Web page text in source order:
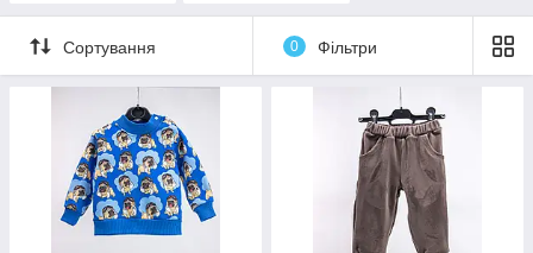
Сортування 0 Фільтри